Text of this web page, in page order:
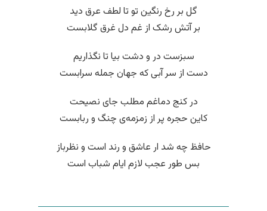
گل بر رخ رنگین تو تا لطف عرق دید
بر آتش رشک از غم دل غرق گلابست
سبزست در و دشت بیا تا نگذاریم
دست از سر آبی که جهان جمله سرابست
در کنج دماغم مطلب جای نصیحت
کاین حجره پر از زمزمه‌ی چنگ و ربابست
حافظ چه شد ار عاشق و رند است و نظرباز
بس طور عجب لازم ایام شباب است